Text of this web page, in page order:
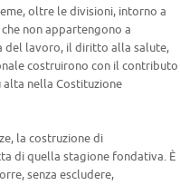
oltre le divisioni, intorno a
non appartengono a
del lavoro, il diritto alla salute,
costruirono con il contributo
nella Costituzione
la costruzione di
di quella stagione fondativa. È
senza escludere,